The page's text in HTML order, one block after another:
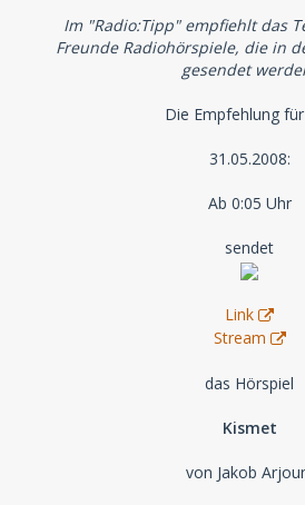
Im "Radio:Tipp" empfiehlt das
Freunde Radiohörspiele, die in
gesendet
Die Empfehlung
31.05.2008:
Ab 0:05 Uhr
sendet
Link
Stream
das Hörspiel
Kismet
von Jakob